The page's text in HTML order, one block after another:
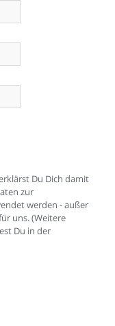
Du Dich damit
zur
werden - außer
uns. (Weitere
Du in der